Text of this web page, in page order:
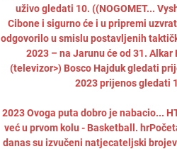
uživo gledati 10. ((NOGOMET...
Cibone i sigurno će i u pripremi
odgovorilo u smislu postavljenih
2023 – na Jarunu će od 31.
(televizor>) Bosco Hajduk gledati
2023 prijenos gledati
2023 Ovoga puta dobro je nabacio...
već u prvom kolu - Basketball.
danas su izvučeni natjecateljski